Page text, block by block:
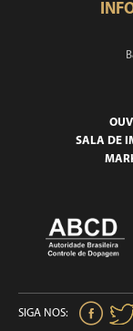
SALA DE
SIGA NOS: